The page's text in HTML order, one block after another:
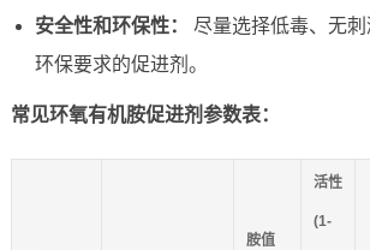
安全性和环保性：
尽量选择低毒、无
环保要求的促进剂。
常见环氧有机胺促进剂参数表：
胺值
活性
(1-